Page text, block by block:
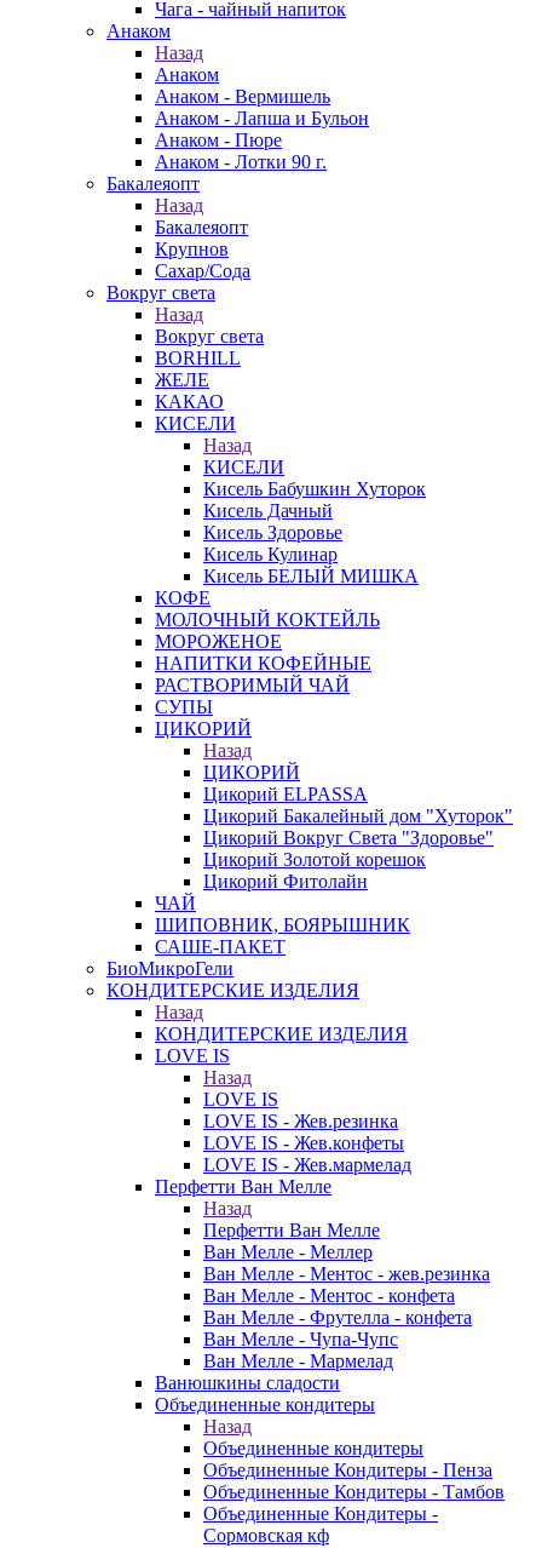
Чага - чайный напиток
Анаком
Назад
Анаком
Анаком - Вермишель
Анаком - Лапша и Бульон
Анаком - Пюре
Анаком - Лотки 90 г.
Бакалеяопт
Назад
Бакалеяопт
Крупнов
Сахар/Сода
Вокруг света
Назад
Вокруг света
BORHILL
ЖЕЛЕ
КАКАО
КИСЕЛИ
Назад
КИСЕЛИ
Кисель Бабушкин Хуторок
Кисель Дачный
Кисель Здоровье
Кисель Кулинар
Кисель БЕЛЫЙ МИШКА
КОФЕ
МОЛОЧНЫЙ КОКТЕЙЛЬ
МОРОЖЕНОЕ
НАПИТКИ КОФЕЙНЫЕ
РАСТВОРИМЫЙ ЧАЙ
СУПЫ
ЦИКОРИЙ
Назад
ЦИКОРИЙ
Цикорий ELPASSA
Цикорий Бакалейный дом "Хуторок"
Цикорий Вокруг Света "Здоровье"
Цикорий Золотой корешок
Цикорий Фитолайн
ЧАЙ
ШИПОВНИК, БОЯРЫШНИК
САШЕ-ПАКЕТ
БиоМикроГели
КОНДИТЕРСКИЕ ИЗДЕЛИЯ
Назад
КОНДИТЕРСКИЕ ИЗДЕЛИЯ
LOVE IS
Назад
LOVE IS
LOVE IS - Жев.резинка
LOVE IS - Жев.конфеты
LOVE IS - Жев.мармелад
Перфетти Ван Мелле
Назад
Перфетти Ван Мелле
Ван Мелле - Меллер
Ван Мелле - Ментос - жев.резинка
Ван Мелле - Ментос - конфета
Ван Мелле - Фрутелла - конфета
Ван Мелле - Чупа-Чупс
Ван Мелле - Мармелад
Ванюшкины сладости
Объединенные кондитеры
Назад
Объединенные кондитеры
Объединенные Кондитеры - Пенза
Объединенные Кондитеры - Тамбов
Объединенные Кондитеры -
Сормовская кф